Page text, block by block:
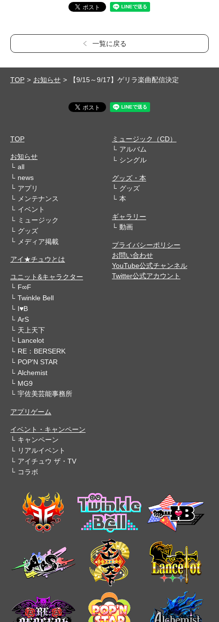
一覧に戻る
TOP お知らせ 【9/15～9/17】ゲリラ楽曲配信決定
TOP
お知らせ
all
news
アプリ
メンテナンス
イベント
ミュージック
グッズ
メディア掲載
アイ★チュウとは
ユニット&キャラクター
F∞F
Twinkle Bell
I♥B
ArS
天上天下
Lancelot
RE：BERSERK
POP'N STAR
Alchemist
MG9
宇佐美芸能事務所
アプリゲーム
イベント・キャンペーン
キャンペーン
リアルイベント
アイチュウ ザ・TV
コラボ
ミュージック（CD）
アルバム
シングル
グッズ・本
グッズ
本
ギャラリー
動画
プライバシーポリシー
お問い合わせ
YouTube公式チャンネル
Twitter公式アカウント